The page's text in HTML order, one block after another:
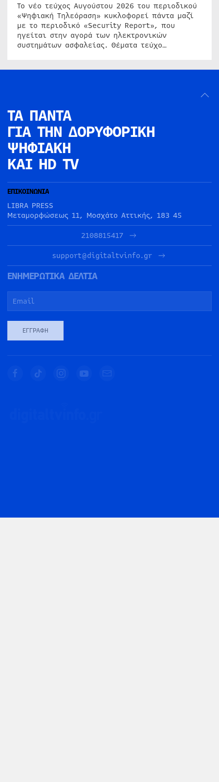
Το νέο τεύχος Αυγούστου 2026 του περιοδικού
«Ψηφιακή Τηλεόραση» κυκλοφορεί πάντα μαζί
με το περιοδικό «Security Report», που
ηγείται στην αγορά των ηλεκτρονικών
συστημάτων ασφαλείας. Θέματα τεύχο…
ΤΑ ΠΑΝΤΑ
ΓΙΑ ΤΗΝ ΔΟΡΥΦΟΡΙΚΗ
ΨΗΦΙΑΚΗ
ΚΑΙ HD TV
ΕΠΙΚΟΙΝΩΝΙΑ
LIBRA PRESS
Μεταμορφώσεως 11, Μοσχάτο Αττικής, 183 45
2108815417
support@digitaltvinfo.gr
ΕΝΗΜΕΡΩΤΙΚΑ ΔΕΛΤΙΑ
ΕΓΓΡΑΦΉ